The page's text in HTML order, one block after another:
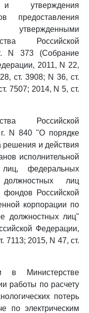
утверждения
предоставления
Российской
N 373 (Собрание
2011, N 22,
ст. 3908; N 36, ст.
7507; 2014, N 5, ст.
Российской
N 840 "О порядке
решения и действия
исполнительной
федеральных
должностных лиц
фондов Российской
корпорации по
должностных лиц"
Федерации,
7113; 2015, N 47, ст.
в Министерстве
работы по расчету
потерь
по электрическим